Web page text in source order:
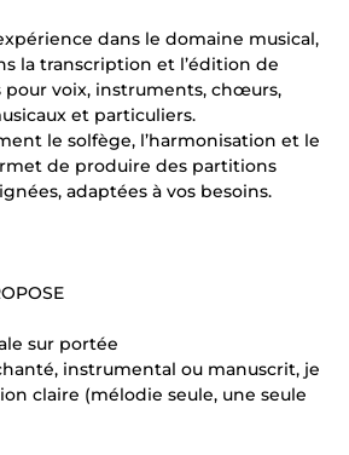
dans le domaine musical,
la transcription et l’édition de
pour voix, instruments, chœurs,
et particuliers.
le solfège, l’harmonisation et le
de produire des partitions
adaptées à vos besoins.
sur portée
instrumental ou manuscrit, je
claire (mélodie seule, une seule